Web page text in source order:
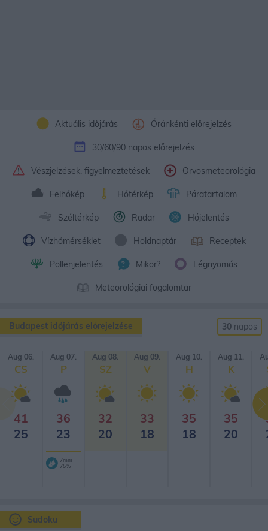
Aktuális időjárás Óránkénti előrejelzés
30/60/90 napos előrejelzés
Vészjelzések, figyelmeztetések Orvosmeteorológia
Felhőkép Hőtérkép Páratartalom
Széltérkép Radar Hójelentés
Vízhőmérséklet Holdnaptár Receptek
Pollenjelentés Mikor? Légnyomás
Meteorológiai fogalomtar
Budapest időjárás előrejelzése 30 napos
Aug 06.
CS
41
25
Aug 07.
P
36
23
7mm
75%
Aug 08.
SZ
32
20
Aug 09.
V
33
18
Aug 10.
H
35
18
Aug 11.
K
35
20
Sudoku